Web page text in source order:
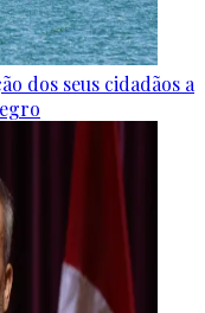
dos seus cidadãos a